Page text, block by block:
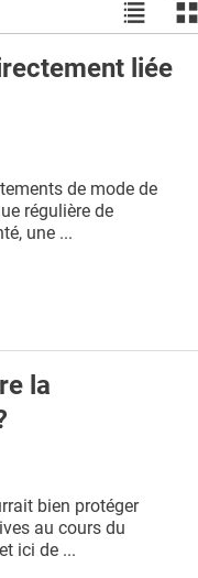
Voir
les
en
les
liée
de mode de
régulière de
une ...
la
bien protéger
au cours du
ici de ...